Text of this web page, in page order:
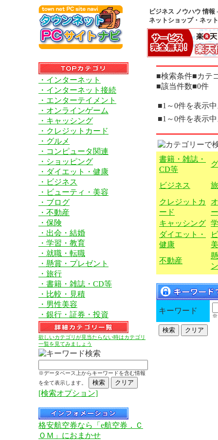
ビジネス ノウハウ 情報 -
ネットショップ・ネッ
・インターネット
・インターネット接続
・エンターテイメント
・オンラインゲーム
・キャッシング
・クレジットカード
・グルメ
・コンピュータ関連
・ショッピング
・ダイエット・健康
・ビジネス
・ビューティ・美容
・ブログ
・不動産
・保険
・出会・結婚
・学習・教育
・就職・転職
・懸賞・プレゼント
・旅行
・書籍・雑誌・CD等
・比較・見積
・男性美容
・銀行・証券・投資
欲しいカテゴリが見当たらない時はカテゴリ
一覧を見てみましょう
※データベース上からキーワードを含む情報
を全て表示します。
[検索オプション]
格安航空券なら「e航空券．Ｃ
ＯＭ」におまかせ
■検索条件■カ
■該当件数■0件
■1～0件を表示
■1～0件を表示
書籍・雑誌・
CD等
ビジネス
クレジットカ
ード
キャッシング
ダイエット・
健康
不動産
キーワード
※